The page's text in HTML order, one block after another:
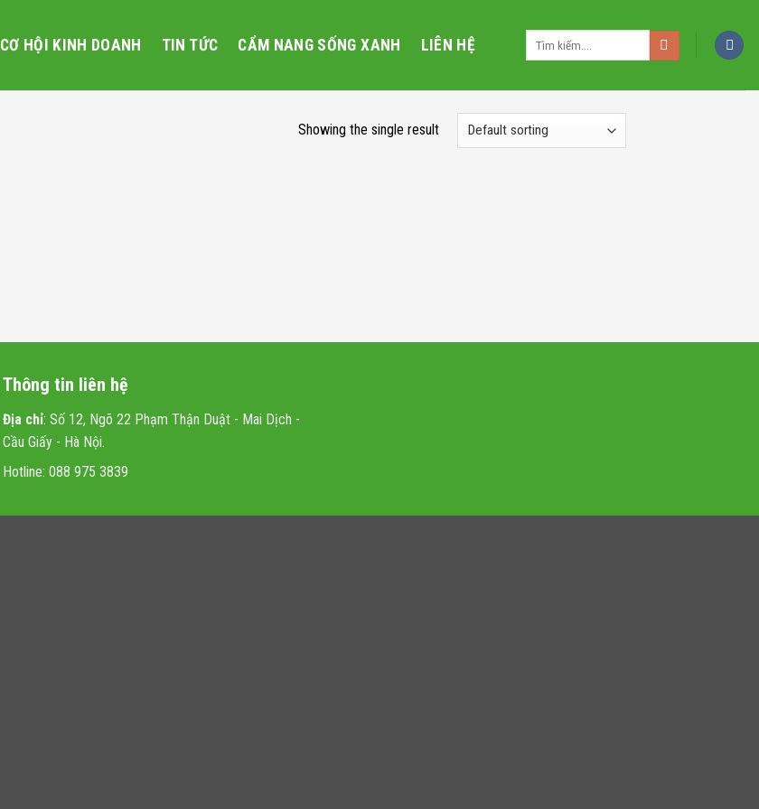
CƠ HỘI KINH DOANH TIN TỨC CẨM NANG SỐNG XANH LIÊN HỆ
Showing the single result
Thông tin liên hệ
Địa chỉ: Số 12, Ngõ 22 Phạm Thận Duật - Mai Dịch -
Cầu Giấy - Hà Nội.
Hotline: 088 975 3839